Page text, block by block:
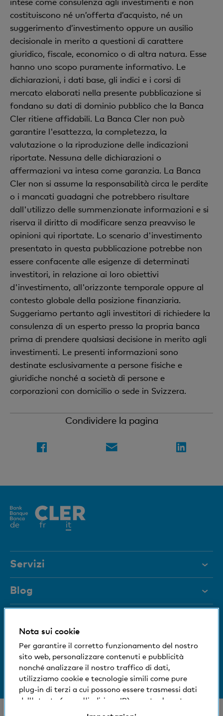
costituiscono né un’offerta d’acquisto, né un
suggerimento d’investimento oppure un ausilio
decisionale in merito a questioni di carattere
giuridico, fiscale, economico o di altra natura. Esse
hanno uno scopo puramente informativo. Le
dichiarazioni, i dati base, gli indici e i corsi di
mercato elaborati nella presente pubblicazione si
fondano su dati di dominio pubblico che la Banca
Cler ritiene affidabili. La Banca Cler non può
garantire l'esattezza, la completezza, la
valutazione o la riproduzione delle indicazioni
riportate. Nessuna delle dichiarazioni o
affermazioni va intesa come garanzia. La Banca
Cler non si assume la responsabilità circa le perdite
o i mancati guadagni che potrebbero risultare
dall'utilizzo delle summenzionate informazioni e si
riserva il diritto di modificare senza preavviso le
opinioni qui riportate. Lo scenario d'investimento
presentato in questa pubblicazione potrebbe non
essere confacente alle esigenze di determinati
investitori, in relazione ai loro obiettivi
d'investimento, all'orizzonte temporale oppure al
contesto globale della posizione finanziaria.
Suggeriamo pertanto agli investitori di richiedere la
consulenza di un esperto presso la propria banca
prima di prendere qualsiasi decisione in merito agli
investimenti. Le presenti informazioni sono
destinate esclusivamente a persone fisiche e
giuridiche nonché a società di persone e
corporazioni con domicilio o sede in Svizzera.
Condividere la pagina
de fr itElemento
Servizi
Aiuto e contatto
Documenti
Rivista
Organi dirigenti
Medien
Impronta sociale ed ecologica
Blog
+41 (0)800 88 99 66
Siamo a vostra disposizione
Aiuto e contatto
Informazioni sulla banca
Nota sui cookie
Per garantire il corretto funzionamento del nostro
sito web, personalizzare contenuti e pubblicità
nonché analizzare il nostro traffico di dati,
utilizziamo cookie e tecnologie simili come pure
plug-in di terzi a cui possono essere trasmessi dati
dell'utente (come l'indirizzo IP), eventualmente